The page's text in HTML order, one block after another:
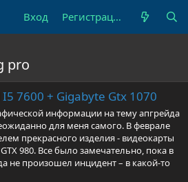
Вход Регистрация
pro
7600 + Gigabyte Gtx 1070
информации на тему апгрейда
для меня самого. В феврале
прекрасного изделия - видеокарты
GTX 980. Все было замечательно, пока в
не произошел инцидент – в какой-то